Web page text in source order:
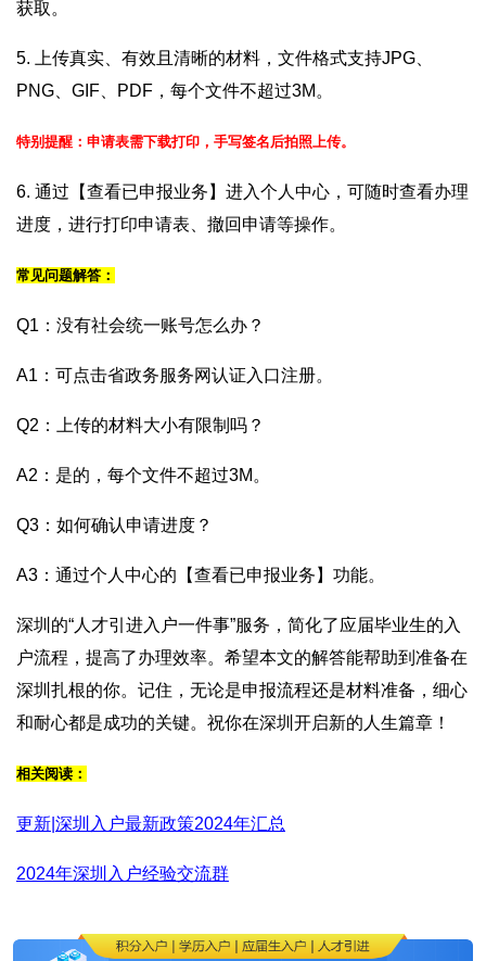
获取。
5. 上传真实、有效且清晰的材料，文件格式支持JPG、
PNG、GIF、PDF，每个文件不超过3M。
特别提醒：申请表需下载打印，手写签名后拍照上传。
6. 通过【查看已申报业务】进入个人中心，可随时查看办理
进度，进行打印申请表、撤回申请等操作。
常见问题解答：
Q1：没有社会统一账号怎么办？
A1：可点击省政务服务网认证入口注册。
Q2：上传的材料大小有限制吗？
A2：是的，每个文件不超过3M。
Q3：如何确认申请进度？
A3：通过个人中心的【查看已申报业务】功能。
深圳的“人才引进入户一件事”服务，简化了应届毕业生的入
户流程，提高了办理效率。希望本文的解答能帮助到准备在
深圳扎根的你。记住，无论是申报流程还是材料准备，细心
和耐心都是成功的关键。祝你在深圳开启新的人生篇章！
相关阅读：
更新|深圳入户最新政策2024年汇总
2024年深圳入户经验交流群